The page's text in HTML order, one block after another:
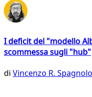
I deficit del "modello
scommessa sugli "hub"
di Vincenzo R. Spagnolo